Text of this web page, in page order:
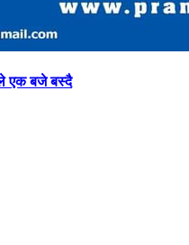
एक बजे बस्दै